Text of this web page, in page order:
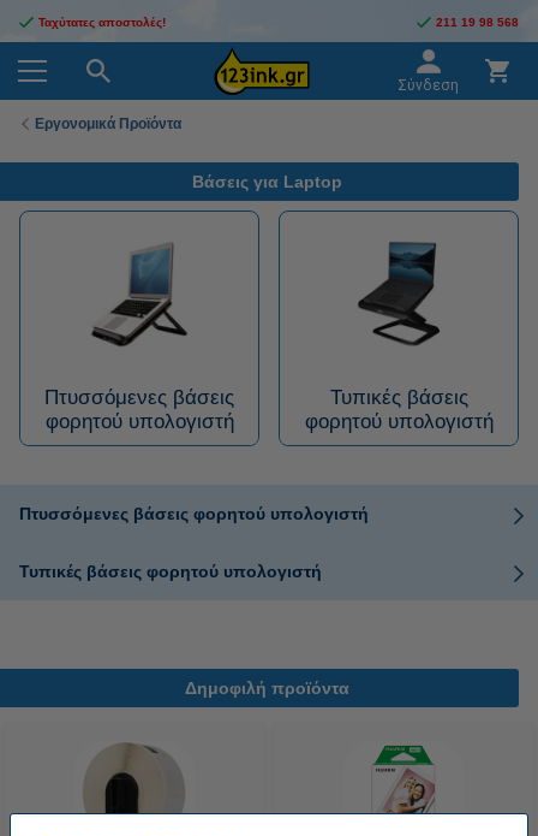
Ταχύτατες αποστολές! 211 19 98 568
Σύνδεση
Εργονομικά Προϊόντα
Βάσεις για Laptop
Πτυσσόμενες βάσεις
φορητού υπολογιστή
Τυπικές βάσεις
φορητού υπολογιστή
Πτυσσόμενες βάσεις φορητού υπολογιστή
Τυπικές βάσεις φορητού υπολογιστή
Δημοφιλή προϊόντα